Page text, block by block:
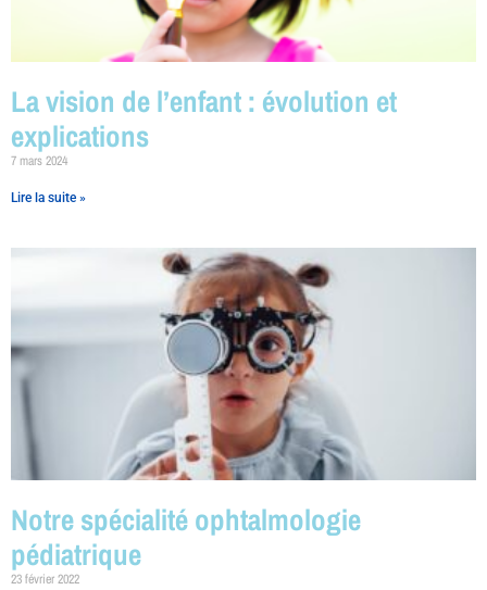
La vision de l’enfant : évolution et
explications
7 mars 2024
Lire la suite »
Notre spécialité ophtalmologie
pédiatrique
23 février 2022